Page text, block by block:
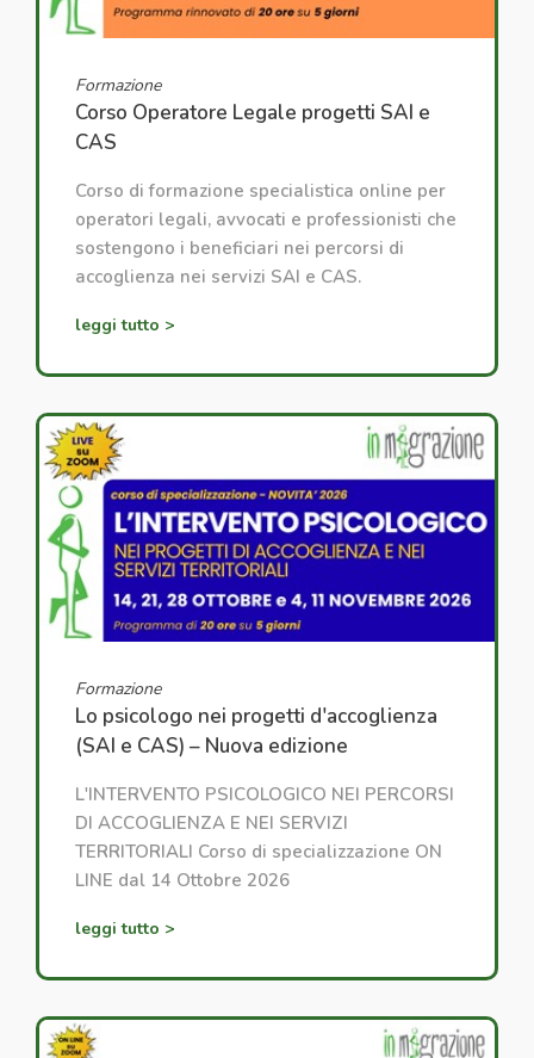
Formazione
Corso Operatore Legale progetti SAI e
CAS
Corso di formazione specialistica online per
operatori legali, avvocati e professionisti che
sostengono i beneficiari nei percorsi di
accoglienza nei servizi SAI e CAS.
leggi tutto >
Formazione
Lo psicologo nei progetti d'accoglienza
(SAI e CAS) – Nuova edizione
L'INTERVENTO PSICOLOGICO NEI PERCORSI
DI ACCOGLIENZA E NEI SERVIZI
TERRITORIALI Corso di specializzazione ON
LINE dal 14 Ottobre 2026
leggi tutto >